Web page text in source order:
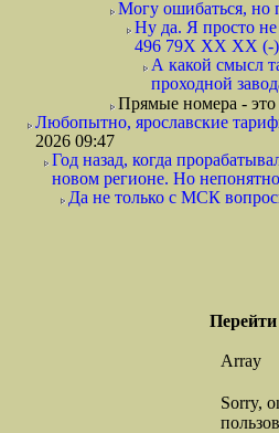
Могу ошибаться, но
Ну да. Я просто
496 79Х ХХ ХХ (-)
А какой смысл
проходной
Прямые номера -
Любопытно, ярославские
2026 09:47
Год назад, когда
новом регионе. Но
Да не только с МСК
Array
Sorry,